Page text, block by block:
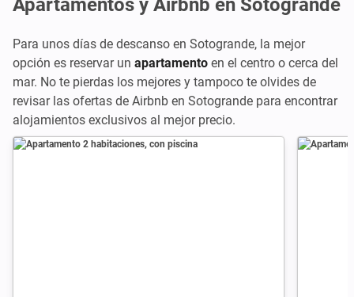
Apartamentos y Airbnb en Sotogrande
Para unos días de descanso en Sotogrande, la mejor
opción es reservar un apartamento en el centro o cerca del
mar. No te pierdas los mejores y tampoco te olvides de
revisar las ofertas de Airbnb en Sotogrande para encontrar
alojamientos exclusivos al mejor precio.